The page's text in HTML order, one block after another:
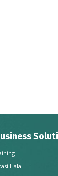
Halal